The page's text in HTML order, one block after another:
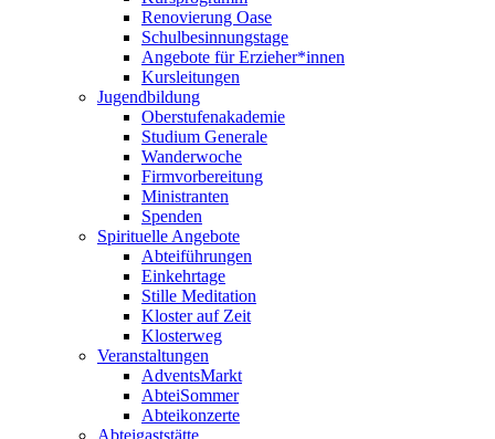
Renovierung Oase
Schulbesinnungstage
Angebote für Erzieher*innen
Kursleitungen
Jugendbildung
Oberstufenakademie
Studium Generale
Wanderwoche
Firmvorbereitung
Ministranten
Spenden
Spirituelle Angebote
Abteiführungen
Einkehrtage
Stille Meditation
Kloster auf Zeit
Klosterweg
Veranstaltungen
AdventsMarkt
AbteiSommer
Abteikonzerte
Abteigaststätte